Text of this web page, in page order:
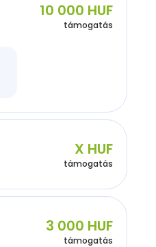
10 000 HUF
támogatás
X HUF
támogatás
3 000 HUF
támogatás